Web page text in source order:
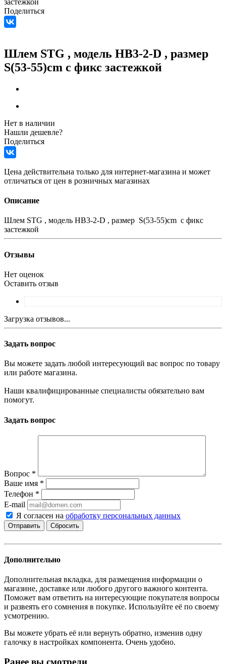
застежкой
Поделиться
Шлем STG , модель HB3-2-D , размер
S(53-55)cm с фикс застежкой
Нет в наличии
Нашли дешевле?
Поделиться
Цена действительна только для интернет-магазина и может
отличаться от цен в розничных магазинах
Описание
Шлем STG , модель HB3-2-D , размер S(53-55)cm с фикс
застежкой
Отзывы
Нет оценок
Оставить отзыв
Загрузка отзывов...
Задать вопрос
Вы можете задать любой интересующий вас вопрос по товару
или работе магазина.
Наши квалифицированные специалисты обязательно вам
помогут.
Задать вопрос
Вопрос *
Ваше имя *
Телефон *
E-mail
Я согласен на обработку персональных данных
Сбросить
Дополнительно
Дополнительная вкладка, для размещения информации о
магазине, доставке или любого другого важного контента.
Поможет вам ответить на интересующие покупателя вопросы
и развеять его сомнения в покупке. Используйте её по своему
усмотрению.
Вы можете убрать её или вернуть обратно, изменив одну
галочку в настройках компонента. Очень удобно.
Ранее вы смотрели